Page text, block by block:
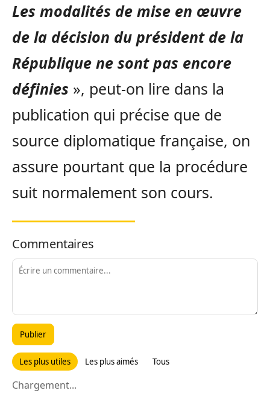
Les modalités de mise en œuvre
de la décision du président de la
République ne sont pas encore
définies », peut-on lire dans la
publication qui précise que de
source diplomatique française, on
assure pourtant que la procédure
suit normalement son cours.
Commentaires
Publier
Les plus utiles Les plus aimés Tous
Chargement...